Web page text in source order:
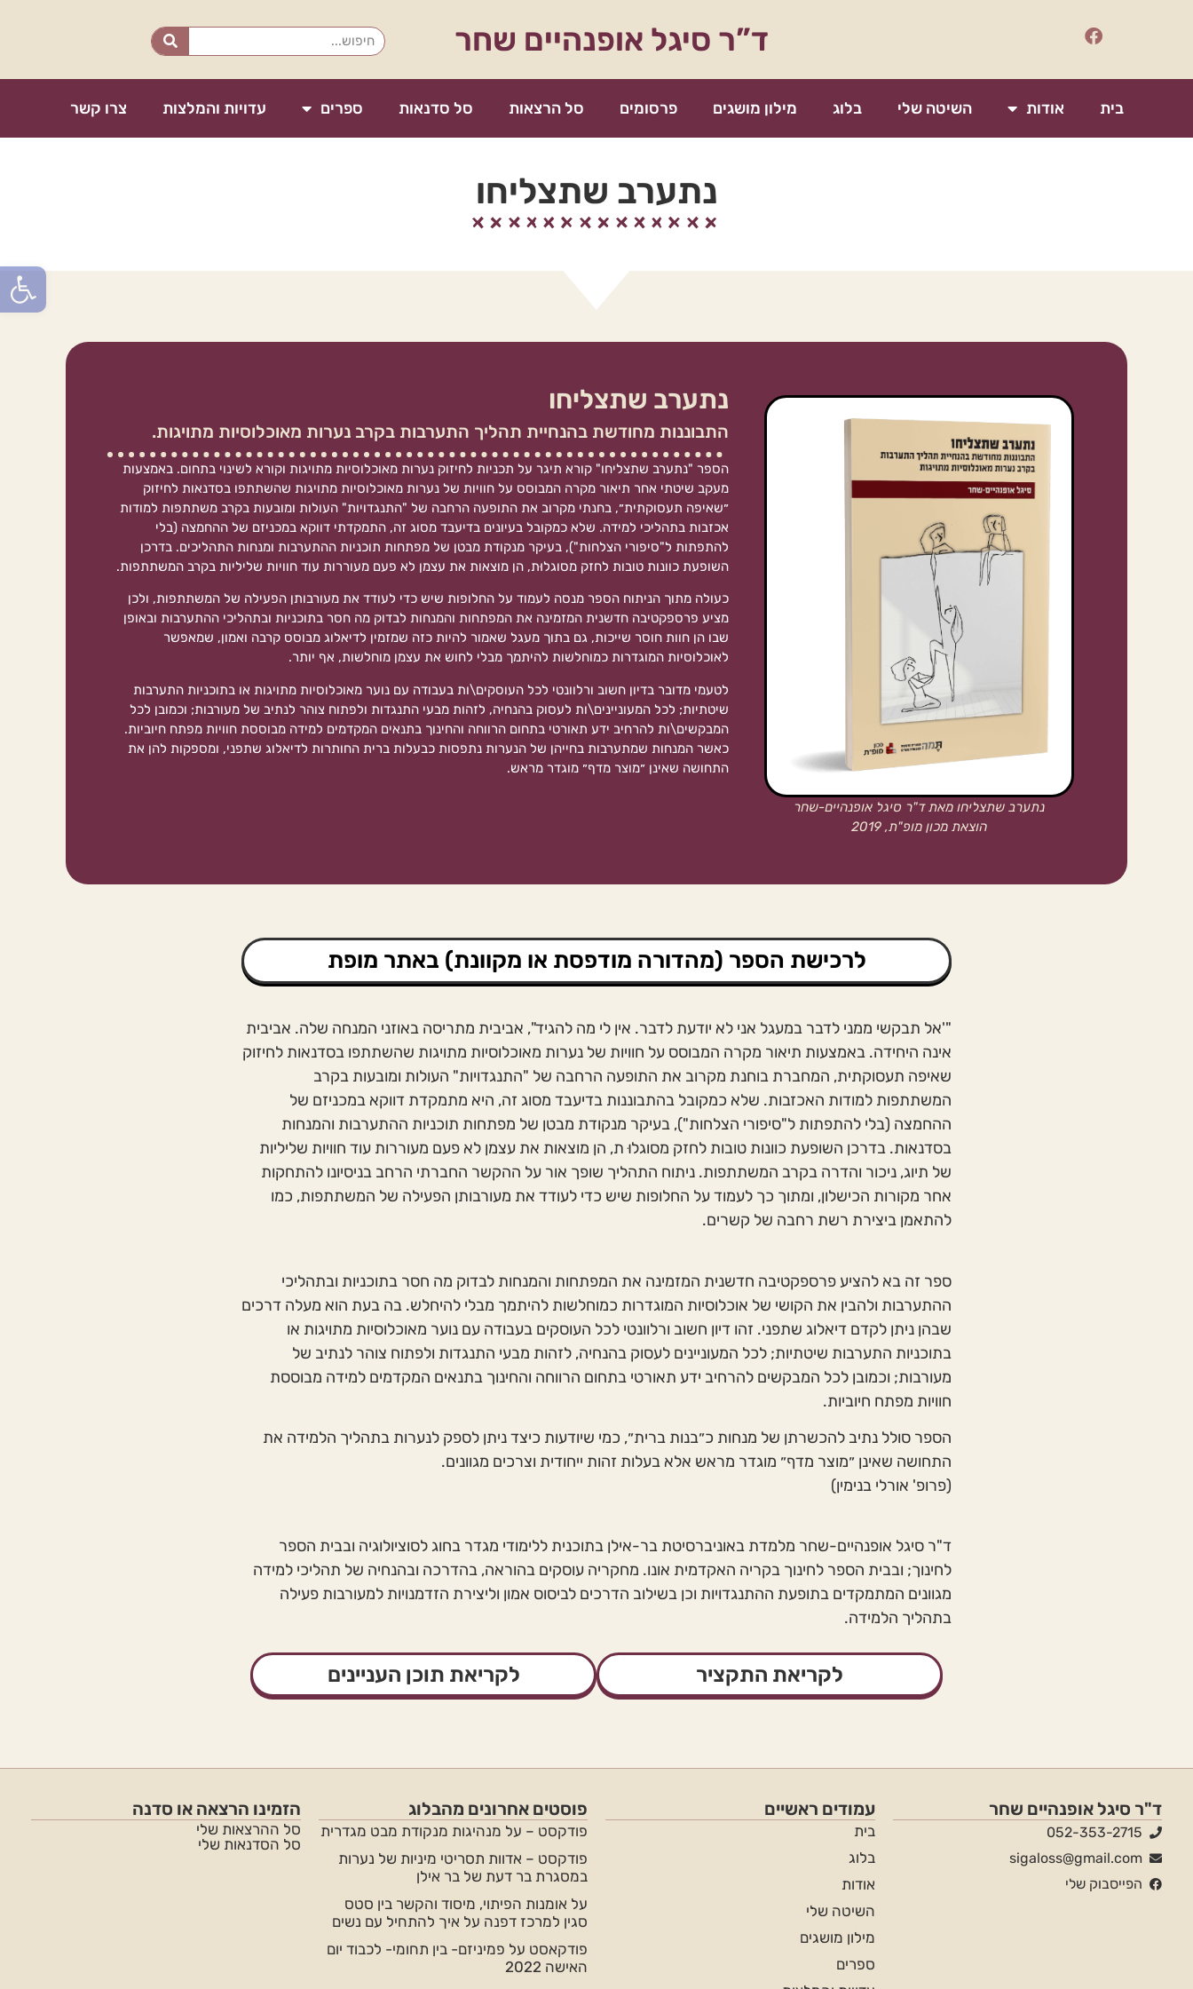
פתח
ד”ר סיגל אופנהיים שחר
בית אודות השיטה שלי בלוג מילון מושגים פרסומים סל הרצאות סל סדנאות ספרים עדויות והמלצות צרו קשר
נתערב שתצליחו
נתערב שתצליחו מאת ד"ר סיגל אופנהיים-שחר
הוצאת מכון מופ"ת, 2019
נתערב שתצליחו
התבוננות מחודשת בהנחיית תהליך התערבות בקרב נערות מאוכלוסיות מתויגות.
הספר "נתערב שתצליחו" קורא תיגר על תכניות לחיזוק נערות מאוכלוסיות מתויגות וקורא לשינוי בתחום. באמצעות
מעקב שיטתי אחר תיאור מקרה המבוסס על חוויות של נערות מאוכלוסיות מתויגות שהשתתפו בסדנאות לחיזוק
״שאיפה תעסוקתית״, בחנתי מקרוב את התופעה הרחבה של "התנגדויות" העולות ומובעות בקרב משתתפות למודות
אכזבות בתהליכי למידה. שלא כמקובל בעיונים בדיעבד מסוג זה, התמקדתי דווקא במכניזם של ההחמצה (בלי
להתפתות ל"סיפורי הצלחות"), בעיקר מנקודת מבטן של מפתחות תוכניות ההתערבות ומנחות התהליכים. בדרכן
השופעת כוונות טובות לחזק מסוגלוּת, הן מוצאות את עצמן לא פעם מעוררות עוד חוויות שליליות בקרב המשתתפות.
כעולה מתוך הניתוח הספר מנסה לעמוד על החלופות שיש כדי לעודד את מעורבותן הפעילה של המשתתפות, ולכן
מציע פרספקטיבה חדשנית המזמינה את המפתחות והמנחות לבדוק מה חסר בתוכניות ובתהליכי ההתערבות ובאופן
שבו הן חוות חוסר שייכות, גם בתוך מעגל שאמור להיות כזה שמזמין לדיאלוג מבוסס קרבה ואמון, שמאפשר
לאוכלוסיות המוגדרות כמוחלשות להיתמך מבלי לחוש את עצמן מוחלשות, אף יותר.
לטעמי מדובר בדיון חשוב ורלוונטי לכל העוסקים\ות בעבודה עם נוער מאוכלוסיות מתויגות או בתוכניות התערבות
שיטתיות; לכל המעוניינים\ות לעסוק בהנחיה, לזהות מבעי התנגדות ולפתוח צוהר לנתיב של מעורבות; וכמובן לכל
המבקשים\ות להרחיב ידע תאורטי בתחום הרווחה והחינוך בתנאים המקדמים למידה מבוססת חוויות מפתח חיוביות.
כאשר המנחות שמתערבות בחייהן של הנערות נתפסות כבעלות ברית החותרות לדיאלוג שתפני, ומספקות להן את
התחושה שאינן ״מוצר מדף״ מוגדר מראש.
לרכישת הספר (מהדורה מודפסת או מקוונת) באתר מופת
"'אל תבקשי ממני לדבר במעגל אני לא יודעת לדבר. אין לי מה להגיד", אביבית מתריסה באוזני המנחה שלה. אביבית
אינה היחידה. באמצעות תיאור מקרה המבוסס על חוויות של נערות מאוכלוסיות מתויגות שהשתתפו בסדנאות לחיזוק
שאיפה תעסוקתית, המחברת בוחנת מקרוב את התופעה הרחבה של "התנגדויות" העולות ומובעות בקרב
המשתתפות למודות האכזבות. שלא כמקובל בהתבוננות בדיעבד מסוג זה, היא מתמקדת דווקא במכניזם של
ההחמצה (בלי להתפתות ל"סיפורי הצלחות"), בעיקר מנקודת מבטן של מפתחות תוכניות ההתערבות והמנחות
בסדנאות. בדרכן השופעת כוונות טובות לחזק מסוגלוּ ת, הן מוצאות את עצמן לא פעם מעוררות עוד חוויות שליליות
של תיוג, ניכור והדרה בקרב המשתתפות. ניתוח התהליך שופך אור על ההקשר החברתי הרחב בניסיונו להתחקות
אחר מקורות הכישלון, ומתוך כך לעמוד על החלופות שיש כדי לעודד את מעורבותן הפעילה של המשתתפות, כמו
להתאמן ביצירת רשת רחבה של קשרים.
ספר זה בא להציע פרספקטיבה חדשנית המזמינה את המפתחות והמנחות לבדוק מה חסר בתוכניות ובתהליכי
ההתערבות ולהבין את הקושי של אוכלוסיות המוגדרות כמוחלשות להיתמך מבלי להיחלש. בה בעת הוא מעלה דרכים
שבהן ניתן לקדם דיאלוג שתפני. זהו דיון חשוב ורלוונטי לכל העוסקים בעבודה עם נוער מאוכלוסיות מתויגות או
בתוכניות התערבות שיטתיות; לכל המעוניינים לעסוק בהנחיה, לזהות מבעי התנגדות ולפתוח צוהר לנתיב של
מעורבות; וכמובן לכל המבקשים להרחיב ידע תאורטי בתחום הרווחה והחינוך בתנאים המקדמים למידה מבוססת
חוויות מפתח חיוביות.
הספר סולל נתיב להכשרתן של מנחות כ״בנות ברית״, כמי שיודעות כיצד ניתן לספק לנערות בתהליך הלמידה את
התחושה שאינן ״מוצר מדף״ מוגדר מראש אלא בעלות זהות ייחודית וצרכים מגוונים.
(פרופ' אורלי בנימין)
ד"ר סיגל אופנהיים-שחר מלמדת באוניברסיטת בר-אילן בתוכנית ללימודי מגדר בחוג לסוציולוגיה ובבית הספר
לחינוך; ובבית הספר לחינוך בקריה האקדמית אונו. מחקריה עוסקים בהוראה, בהדרכה ובהנחיה של תהליכי למידה
מגוונים המתמקדים בתופעת ההתנגדויות וכן בשילוב הדרכים לביסוס אמון וליצירת הזדמנויות למעורבות פעילה
בתהליך הלמידה.
לקריאת התקציר לקריאת תוכן העניינים
ד"ר סיגל אופנהיים שחר
052-353-2715
sigaloss@gmail.com
הפייסבוק שלי
עמודים ראשיים
בית
בלוג
אודות
השיטה שלי
מילון מושגים
ספרים
פוסטים אחרונים מהבלוג
פודקסט – על מנהיגות מנקודת מבט מגדרית
פודקסט – אדוות תסריטי מיניות של נערות
במסגרת בר דעת של בר אילן
על אומנות הפיתוי, מיסוד והקשר בין סטס
סגין למרכז דפנה על איך להתחיל עם נשים
פודקאסט על פמיניזם- בין תחומי- לכבוד יום
האישה 2022
הזמינו הרצאה או סדנה
סל ההרצאות שלי
סל הסדנאות שלי